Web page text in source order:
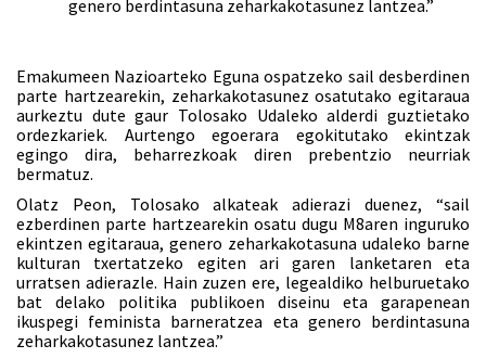
genero berdintasuna zeharkakotasunez lantzea.”
Emakumeen Nazioarteko Eguna ospatzeko sail desberdinen
parte hartzearekin, zeharkakotasunez osatutako egitaraua
aurkeztu dute gaur Tolosako Udaleko alderdi guztietako
ordezkariek. Aurtengo egoerara egokitutako ekintzak
egingo dira, beharrezkoak diren prebentzio neurriak
bermatuz.
Olatz Peon, Tolosako alkateak adierazi duenez, “sail
ezberdinen parte hartzearekin osatu dugu M8aren inguruko
ekintzen egitaraua, genero zeharkakotasuna udaleko barne
kulturan txertatzeko egiten ari garen lanketaren eta
urratsen adierazle. Hain zuzen ere, legealdiko helburuetako
bat delako politika publikoen diseinu eta garapenean
ikuspegi feminista barneratzea eta genero berdintasuna
zeharkakotasunez lantzea.”